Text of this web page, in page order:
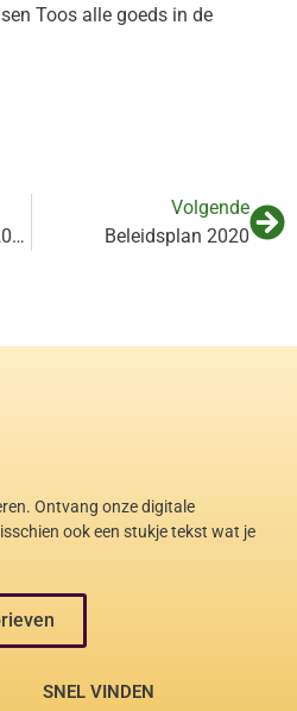
Toos alle goeds in de
Nieuwsbericht 4, juni 2019
Volgende
Beleidsplan 2020
Ontvang onze digitale
ook een stukje tekst wat je
SNEL VINDEN